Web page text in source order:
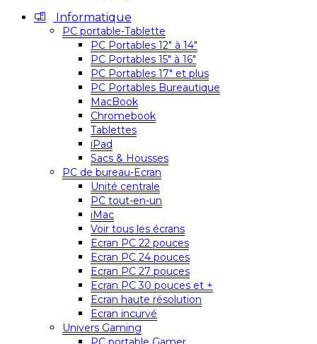
Informatique
PC portable-Tablette
PC Portables 12″ à 14″
PC Portables 15″ à 16″
PC Portables 17″ et plus
PC Portables Bureautique
MacBook
Chromebook
Tablettes
iPad
Sacs & Housses
PC de bureau-Ecran
Unité centrale
PC tout-en-un
iMac
Voir tous les écrans
Ecran PC 22 pouces
Ecran PC 24 pouces
Ecran PC 27 pouces
Ecran PC 30 pouces et +
Ecran haute résolution
Ecran incurvé
Univers Gaming